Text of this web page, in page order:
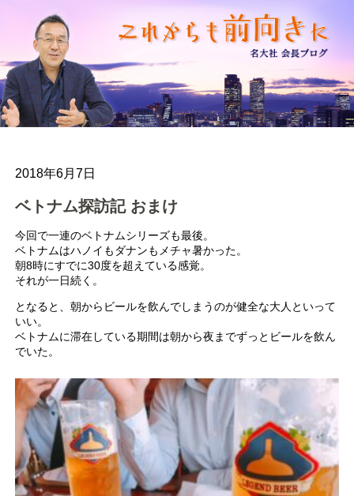
2018年6月7日
ベトナム探訪記 おまけ
今回で一連のベトナムシリーズも最後。
ベトナムはハノイもダナンもメチャ暑かった。
朝8時にすでに30度を超えている感覚。
それが一日続く。
となると、朝からビールを飲んでしまうのが健全な大人といって
いい。
ベトナムに滞在している期間は朝から夜までずっとビールを飲ん
でいた。